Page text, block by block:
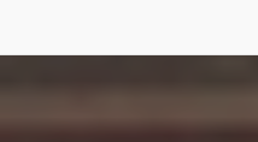
content